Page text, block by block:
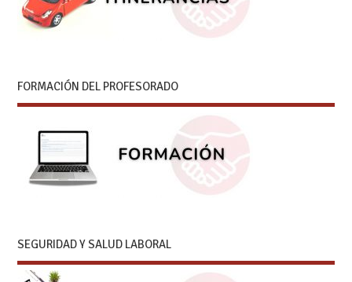
FORMACIÓN DEL PROFESORADO
SEGURIDAD Y SALUD LABORAL